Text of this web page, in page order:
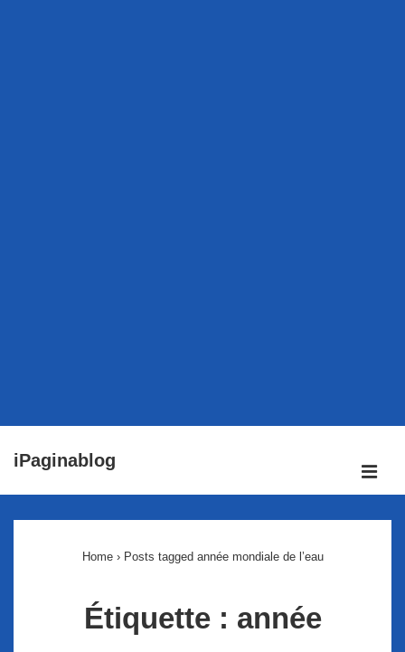
passer
iPaginablog
Home › Posts tagged année mondiale de l’eau
Étiquette : année